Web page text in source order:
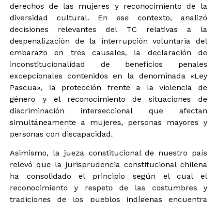
derechos de las mujeres y reconocimiento de la
diversidad cultural. En ese contexto, analizó
decisiones relevantes del TC relativas a la
despenalización de la interrupción voluntaria del
embarazo en tres causales, la declaración de
inconstitucionalidad de beneficios penales
excepcionales contenidos en la denominada «Ley
Pascua», la protección frente a la violencia de
género y el reconocimiento de situaciones de
discriminación interseccional que afectan
simultáneamente a mujeres, personas mayores y
personas con discapacidad.
Asimismo, la jueza constitucional de nuestro país
relevó que la jurisprudencia constitucional chilena
ha consolidado el principio según el cual el
reconocimiento y respeto de las costumbres y
tradiciones de los pueblos indígenas encuentra